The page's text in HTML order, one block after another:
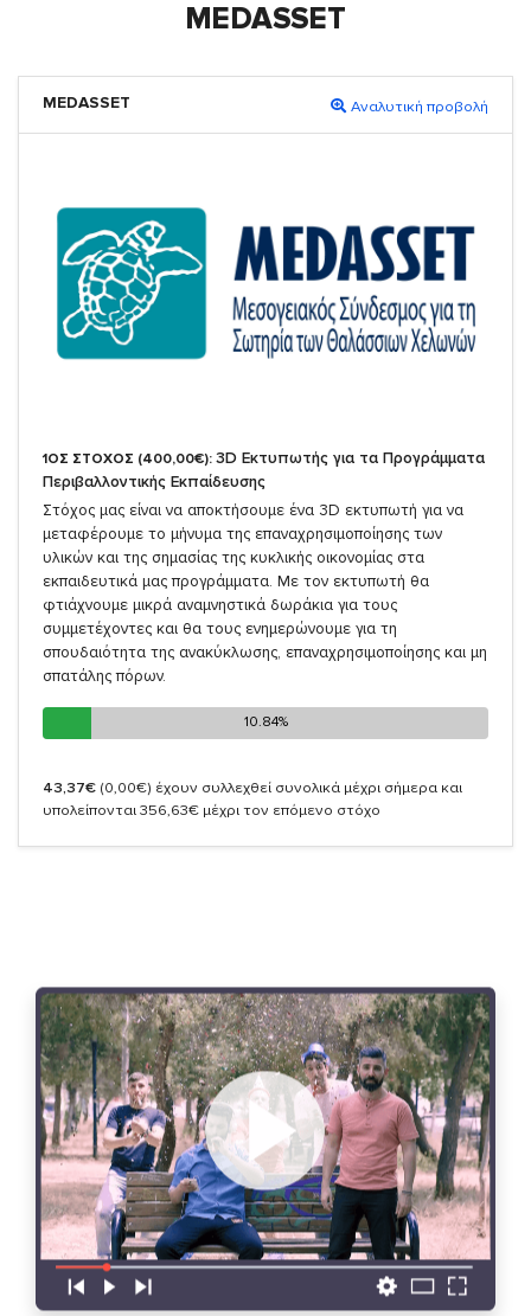
MEDASSET
MEDASSET Αναλυτική προβολή
1ΟΣ ΣΤΟΧΟΣ (400,00€): 3D Εκτυπωτής για τα Προγράμματα
Περιβαλλοντικής Εκπαίδευσης
Στόχος μας είναι να αποκτήσουμε ένα 3D εκτυπωτή για να
μεταφέρουμε το μήνυμα της επαναχρησιμοποίησης των
υλικών και της σημασίας της κυκλικής οικονομίας στα
εκπαιδευτικά μας προγράμματα. Με τον εκτυπωτή θα
φτιάχνουμε μικρά αναμνηστικά δωράκια για τους
συμμετέχοντες και θα τους ενημερώνουμε για τη
σπουδαιότητα της ανακύκλωσης, επαναχρησιμοποίησης και μη
σπατάλης πόρων.
10.84%
10.84%
43,37€ (0,00€) έχουν συλλεχθεί συνολικά μέχρι σήμερα και
υπολείπονται 356,63€ μέχρι τον επόμενο στόχο